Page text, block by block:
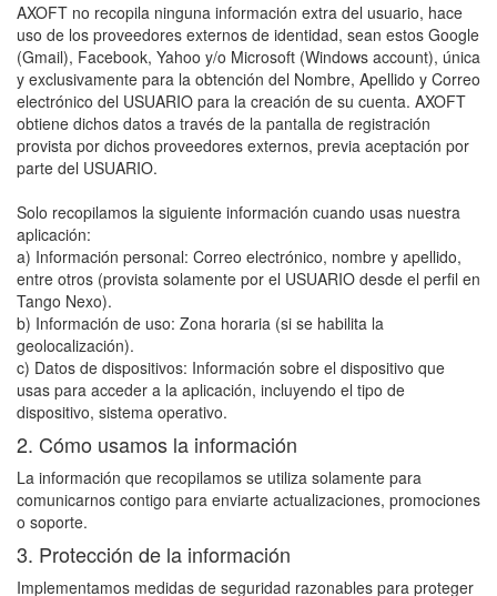
AXOFT no recopila ninguna información extra del usuario, hace
uso de los proveedores externos de identidad, sean estos Google
(Gmail), Facebook, Yahoo y/o Microsoft (Windows account), única
y exclusivamente para la obtención del Nombre, Apellido y Correo
electrónico del USUARIO para la creación de su cuenta. AXOFT
obtiene dichos datos a través de la pantalla de registración
provista por dichos proveedores externos, previa aceptación por
parte del USUARIO.
Solo recopilamos la siguiente información cuando usas nuestra
aplicación:
a) Información personal: Correo electrónico, nombre y apellido,
entre otros (provista solamente por el USUARIO desde el perfil en
Tango Nexo).
b) Información de uso: Zona horaria (si se habilita la
geolocalización).
c) Datos de dispositivos: Información sobre el dispositivo que
usas para acceder a la aplicación, incluyendo el tipo de
dispositivo, sistema operativo.
2. Cómo usamos la información
La información que recopilamos se utiliza solamente para
comunicarnos contigo para enviarte actualizaciones, promociones
o soporte.
3. Protección de la información
Implementamos medidas de seguridad razonables para proteger